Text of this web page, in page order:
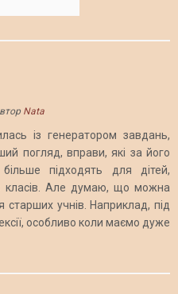
Nata
із генератором завдань,
погляд, вправи, які за його
підходять для дітей,
класів. Але думаю, що можна
учнів. Наприклад, під
особливо коли маємо дуже